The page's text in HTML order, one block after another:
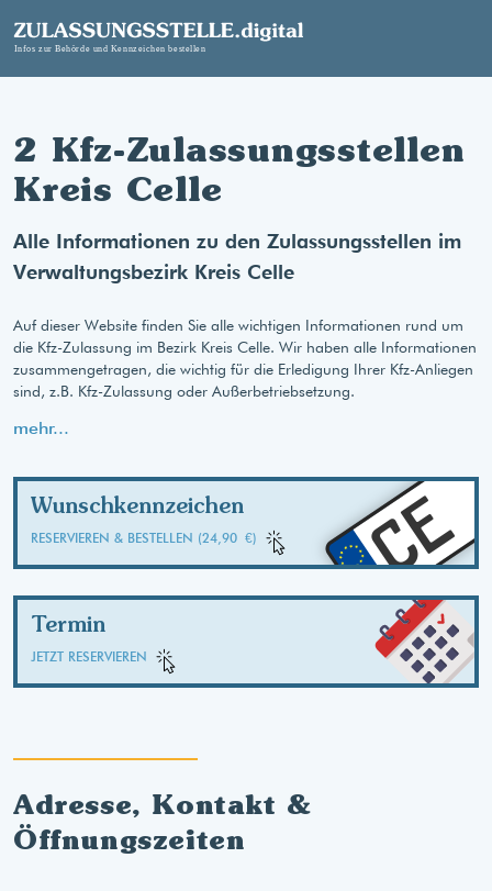
2 Kfz-Zulassungsstellen
Kreis Celle
Alle Informationen zu den Zulassungsstellen im
Verwaltungsbezirk Kreis Celle
Auf dieser Website finden Sie alle wichtigen Informationen rund um
die Kfz-Zulassung im Bezirk Kreis Celle. Wir haben alle Informationen
zusammengetragen, die wichtig für die Erledigung Ihrer Kfz-Anliegen
sind, z.B. Kfz-Zulassung oder Außerbetriebsetzung.
mehr...
Wunschkennzeichen
RESERVIEREN & BESTELLEN (24,90 €) CE
Termin
JETZT RESERVIEREN
Adresse, Kontakt &
Öffnungszeiten